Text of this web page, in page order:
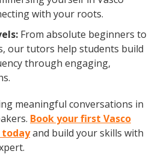
with your roots.
From absolute beginners to
our tutors help students build
through engaging,
meaningful conversations in
Book your first Vasco
todayand build your skills with